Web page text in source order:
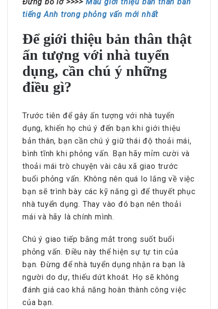
tiếng Anh trong phỏng vấn mới nhất
Để giới thiệu bản thân thật
ấn tượng với nhà tuyển
dụng, cần chú ý những
điều gì?
Trước tiên để gây ấn tượng với nhà tuyển
dụng, khiến họ chú ý đến bạn khi giới thiệu
bản thân, bạn cần chú ý giữ thái độ thoải mái,
bình tĩnh khi phỏng vấn. Bạn hãy mỉm cười và
thoải mái trò chuyện vài câu xã giao trước
buổi phỏng vấn. Không nên quá lo lắng về việc
bạn sẽ trình bày các kỹ năng gì để thuyết phục
nhà tuyển dụng. Thay vào đó bạn nên thoải
mái và hãy là chính mình.
Chú ý giao tiếp bằng mắt trong suốt buổi
phỏng vấn. Điều này thể hiện sự tự tin của
bạn. Đừng để nhà tuyển dụng nhận ra bạn là
người do dự, thiếu dứt khoát. Họ sẽ không
đánh giá cao khả năng hoàn thành công việc
của bạn.